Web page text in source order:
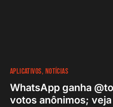
APLICATIVOS NOTÍCIAS
WhatsApp ganha
votos anônimos;